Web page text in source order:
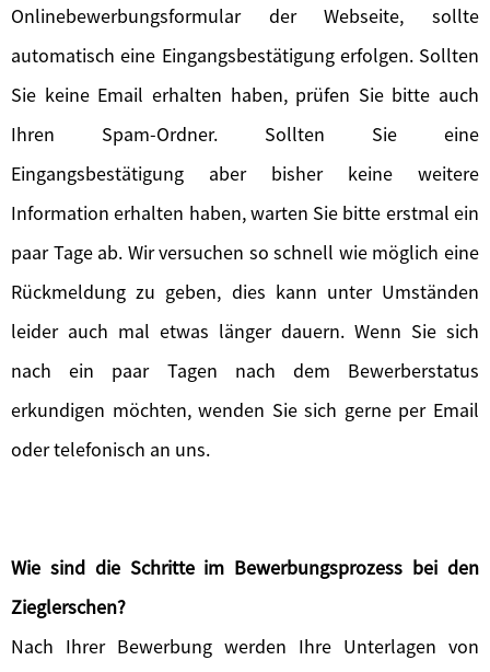
Onlinebewerbungsformular der Webseite, sollte
automatisch eine Eingangsbestätigung erfolgen. Sollten
Sie keine Email erhalten haben, prüfen Sie bitte auch
Ihren Spam-Ordner. Sollten Sie eine
Eingangsbestätigung aber bisher keine weitere
Information erhalten haben, warten Sie bitte erstmal ein
paar Tage ab. Wir versuchen so schnell wie möglich eine
Rückmeldung zu geben, dies kann unter Umständen
leider auch mal etwas länger dauern. Wenn Sie sich
nach ein paar Tagen nach dem Bewerberstatus
erkundigen möchten, wenden Sie sich gerne per Email
oder telefonisch an uns.
Wie sind die Schritte im Bewerbungsprozess bei den
Zieglerschen?
Nach Ihrer Bewerbung werden Ihre Unterlagen von